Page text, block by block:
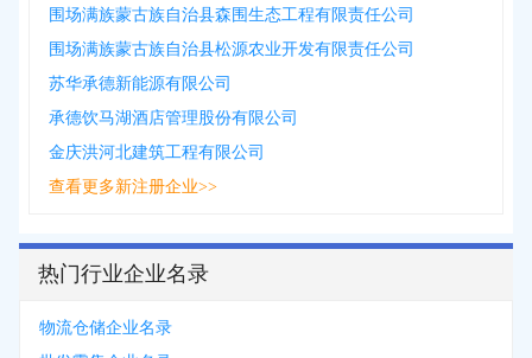
围场满族蒙古族自治县森围生态工程有限责任公司
围场满族蒙古族自治县松源农业开发有限责任公司
苏华承德新能源有限公司
承德饮马湖酒店管理股份有限公司
金庆洪河北建筑工程有限公司
查看更多新注册企业>>
热门行业企业名录
物流仓储企业名录